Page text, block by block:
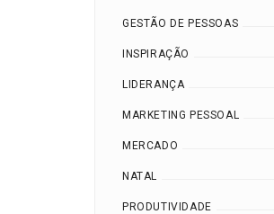
GESTÃO DE PESSOAS
INSPIRAÇÃO
LIDERANÇA
MARKETING PESSOAL
MERCADO
NATAL
PRODUTIVIDADE